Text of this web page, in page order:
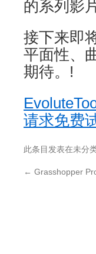
的系列影
接下来即
平面性、
期待。!
请求免
此条目发表在未分
← Grasshopper